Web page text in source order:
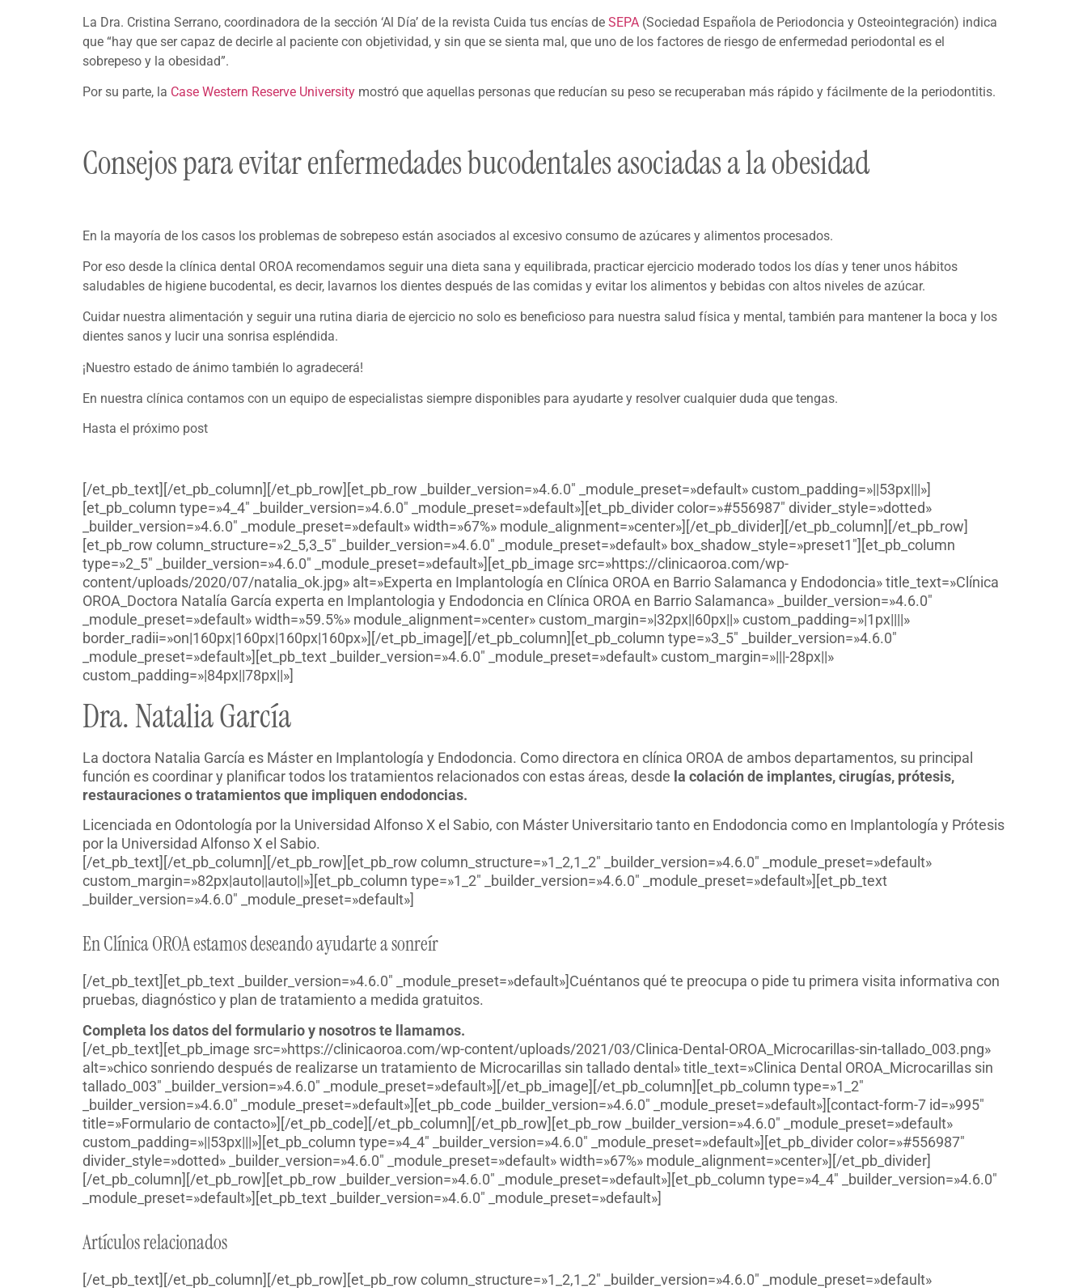
La Dra. Cristina Serrano, coordinadora de la sección ‘Al Día’ de la revista Cuida tus encías de SEPA (Sociedad Española de Periodoncia y Osteointegración) indica
que “hay que ser capaz de decirle al paciente con objetividad, y sin que se sienta mal, que uno de los factores de riesgo de enfermedad periodontal es el
sobrepeso y la obesidad”.
Por su parte, la Case Western Reserve University mostró que aquellas personas que reducían su peso se recuperaban más rápido y fácilmente de la periodontitis.
Consejos para evitar enfermedades bucodentales asociadas a la obesidad
En la mayoría de los casos los problemas de sobrepeso están asociados al excesivo consumo de azúcares y alimentos procesados.
Por eso desde la clínica dental OROA recomendamos seguir una dieta sana y equilibrada, practicar ejercicio moderado todos los días y tener unos hábitos
saludables de higiene bucodental, es decir, lavarnos los dientes después de las comidas y evitar los alimentos y bebidas con altos niveles de azúcar.
Cuidar nuestra alimentación y seguir una rutina diaria de ejercicio no solo es beneficioso para nuestra salud física y mental, también para mantener la boca y los
dientes sanos y lucir una sonrisa espléndida.
¡Nuestro estado de ánimo también lo agradecerá!
En nuestra clínica contamos con un equipo de especialistas siempre disponibles para ayudarte y resolver cualquier duda que tengas.
Hasta el próximo post
[/et_pb_text][/et_pb_column][/et_pb_row][et_pb_row _builder_version=»4.6.0″ _module_preset=»default» custom_padding=»||53px|||»]
[et_pb_column type=»4_4″ _builder_version=»4.6.0″ _module_preset=»default»][et_pb_divider color=»#556987″ divider_style=»dotted»
_builder_version=»4.6.0″ _module_preset=»default» width=»67%» module_alignment=»center»][/et_pb_divider][/et_pb_column][/et_pb_row]
[et_pb_row column_structure=»2_5,3_5″ _builder_version=»4.6.0″ _module_preset=»default» box_shadow_style=»preset1″][et_pb_column
type=»2_5″ _builder_version=»4.6.0″ _module_preset=»default»][et_pb_image src=»https://clinicaoroa.com/wp-
content/uploads/2020/07/natalia_ok.jpg» alt=»Experta en Implantología en Clínica OROA en Barrio Salamanca y Endodoncia» title_text=»Clínica
OROA_Doctora Natalía García experta en Implantologia y Endodoncia en Clínica OROA en Barrio Salamanca» _builder_version=»4.6.0″
_module_preset=»default» width=»59.5%» module_alignment=»center» custom_margin=»|32px||60px||» custom_padding=»|1px||||»
border_radii=»on|160px|160px|160px|160px»][/et_pb_image][/et_pb_column][et_pb_column type=»3_5″ _builder_version=»4.6.0″
_module_preset=»default»][et_pb_text _builder_version=»4.6.0″ _module_preset=»default» custom_margin=»|||-28px||»
custom_padding=»|84px||78px||»]
Dra. Natalia García
La doctora Natalia García es Máster en Implantología y Endodoncia. Como directora en clínica OROA de ambos departamentos, su principal
función es coordinar y planificar todos los tratamientos relacionados con estas áreas, desde la colación de implantes, cirugías, prótesis,
restauraciones o tratamientos que impliquen endodoncias.
Licenciada en Odontología por la Universidad Alfonso X el Sabio, con Máster Universitario tanto en Endodoncia como en Implantología y Prótesis
por la Universidad Alfonso X el Sabio.
[/et_pb_text][/et_pb_column][/et_pb_row][et_pb_row column_structure=»1_2,1_2″ _builder_version=»4.6.0″ _module_preset=»default»
custom_margin=»82px|auto||auto||»][et_pb_column type=»1_2″ _builder_version=»4.6.0″ _module_preset=»default»][et_pb_text
_builder_version=»4.6.0″ _module_preset=»default»]
En Clínica OROA estamos deseando ayudarte a sonreír
[/et_pb_text][et_pb_text _builder_version=»4.6.0″ _module_preset=»default»]Cuéntanos qué te preocupa o pide tu primera visita informativa con
pruebas, diagnóstico y plan de tratamiento a medida gratuitos.
Completa los datos del formulario y nosotros te llamamos.
[/et_pb_text][et_pb_image src=»https://clinicaoroa.com/wp-content/uploads/2021/03/Clinica-Dental-OROA_Microcarillas-sin-tallado_003.png»
alt=»chico sonriendo después de realizarse un tratamiento de Microcarillas sin tallado dental» title_text=»Clinica Dental OROA_Microcarillas sin
tallado_003″ _builder_version=»4.6.0″ _module_preset=»default»][/et_pb_image][/et_pb_column][et_pb_column type=»1_2″
_builder_version=»4.6.0″ _module_preset=»default»][et_pb_code _builder_version=»4.6.0″ _module_preset=»default»][contact-form-7 id=»995″
title=»Formulario de contacto»][/et_pb_code][/et_pb_column][/et_pb_row][et_pb_row _builder_version=»4.6.0″ _module_preset=»default»
custom_padding=»||53px|||»][et_pb_column type=»4_4″ _builder_version=»4.6.0″ _module_preset=»default»][et_pb_divider color=»#556987″
divider_style=»dotted» _builder_version=»4.6.0″ _module_preset=»default» width=»67%» module_alignment=»center»][/et_pb_divider]
[/et_pb_column][/et_pb_row][et_pb_row _builder_version=»4.6.0″ _module_preset=»default»][et_pb_column type=»4_4″ _builder_version=»4.6.0″
_module_preset=»default»][et_pb_text _builder_version=»4.6.0″ _module_preset=»default»]
Artículos relacionados
[/et_pb_text][/et_pb_column][/et_pb_row][et_pb_row column_structure=»1_2,1_2″ _builder_version=»4.6.0″ _module_preset=»default»